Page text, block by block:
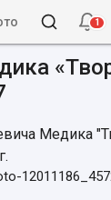
1
Медика